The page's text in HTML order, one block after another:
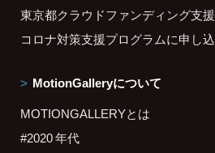
東京都クラウドファンディング支
コロナ対策支援プログラムに申し
MotionGalleryについて
MOTIONGALLERYとは
#2020 年代